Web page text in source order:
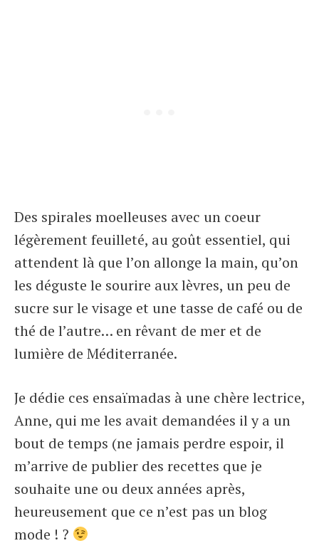
Des spirales moelleuses avec un coeur
légèrement feuilleté, au goût essentiel, qui
attendent là que l’on allonge la main, qu’on
les déguste le sourire aux lèvres, un peu de
sucre sur le visage et une tasse de café ou de
thé de l’autre… en rêvant de mer et de
lumière de Méditerranée.
Je dédie ces ensaïmadas à une chère lectrice,
Anne, qui me les avait demandées il y a un
bout de temps (ne jamais perdre espoir, il
m’arrive de publier des recettes que je
souhaite une ou deux années après,
heureusement que ce n’est pas un blog
mode ! ?